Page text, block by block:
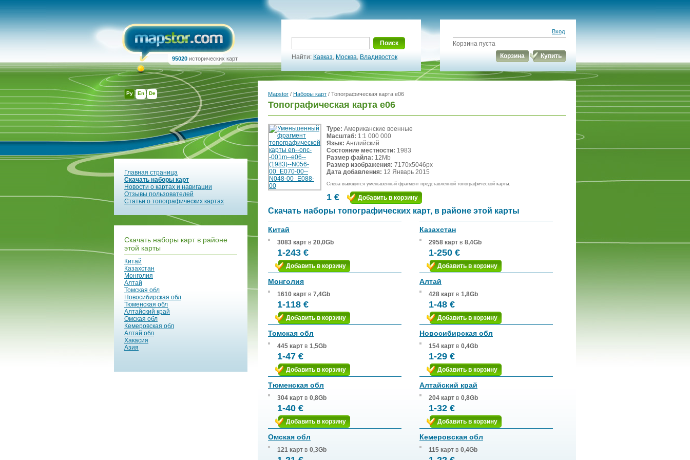
Ру En De
95020 исторических карт
Поиск
Найти: Кавказ, Москва, Владивосток
Вход
Корзина пуста
Корзина
Купить
Главная страница
Скачать наборы карт
Новости о картах и навигации
Отзывы пользователей
Статьи о топографических картах
Скачать наборы карт в районе
этой карты
Китай
Казахстан
Монголия
Алтай
Томская обл
Новосибирская обл
Тюменская обл
Алтайский край
Омская обл
Кемеровская обл
Алтай обл
Хакасия
Азия
Mapstor / Наборы карт / Топографическая карта e06
Топографическая карта e06
Type: Американские военные
Масштаб: 1:1 000 000
Язык: Английский
Состояние местности: 1983
Размер файла: 12Mb
Размер изображения: 7170x5046px
Дата добавления: 12 Январь 2015
Слева выводится уменьшенный фрагмент представленной топографической карты.
1 € Добавить в корзину
Скачать наборы топографических карт, в районе этой карты
Китай
3083 карт в 20,0Gb
1-243 €
Добавить в корзину
Казахстан
2958 карт в 8,4Gb
1-250 €
Добавить в корзину
Монголия
1610 карт в 7,4Gb
1-118 €
Добавить в корзину
Алтай
428 карт в 1,8Gb
1-48 €
Добавить в корзину
Томская обл
445 карт в 1,5Gb
1-47 €
Добавить в корзину
Новосибирская обл
154 карт в 0,4Gb
1-29 €
Добавить в корзину
Тюменская обл
304 карт в 0,8Gb
1-40 €
Добавить в корзину
Алтайский край
204 карт в 0,8Gb
1-32 €
Добавить в корзину
Омская обл
121 карт в 0,3Gb
Кемеровская обл
115 карт в 0,4Gb